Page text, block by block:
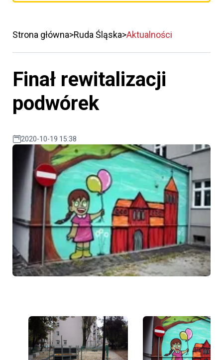
Strona główna Ruda Śląska Aktualności
Finał rewitalizacji
podwórek
2020-10-19 15:38